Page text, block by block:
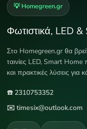
💡 Homegreen.gr
Φωτιστικά, LED
Στο Homegreen.gr θα
ταινίες LED, Smart
και πρακτικές λύσεις για
☎️ 2310753352
✉️ timesix@outlook.com